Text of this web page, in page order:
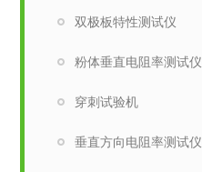
双极板特性测试仪
粉体垂直电阻率测试仪
穿刺试验机
垂直方向电阻率测试仪